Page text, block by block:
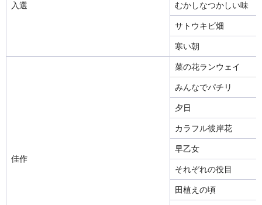
入選 むかしなつかしい味
サトウキビ畑
寒い朝
佳作
菜の花ランウェイ
みんなでパチリ
夕日
カラフル彼岸花
早乙女
それぞれの役目
田植えの頃